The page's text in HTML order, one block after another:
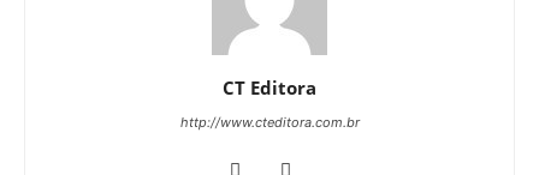
CT Editora
http://www.cteditora.com.br